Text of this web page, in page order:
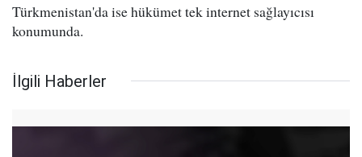
Türkmenistan'da ise hükümet tek internet sağlayıcısı
konumunda.
İlgili Haberler